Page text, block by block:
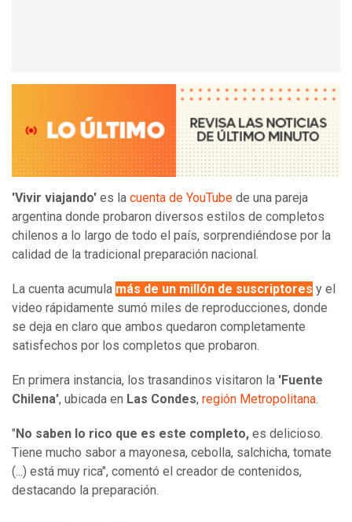
'Vivir viajando' es la cuenta de YouTube de una pareja
argentina donde probaron diversos estilos de completos
chilenos a lo largo de todo el país, sorprendiéndose por la
calidad de la tradicional preparación nacional.
La cuenta acumula más de un millón de suscriptores y el
video rápidamente sumó miles de reproducciones, donde
se deja en claro que ambos quedaron completamente
satisfechos por los completos que probaron.
En primera instancia, los trasandinos visitaron la 'Fuente
Chilena', ubicada en Las Condes, región Metropolitana.
" No saben lo rico que es este completo, es delicioso.
Tiene mucho sabor a mayonesa, cebolla, salchicha, tomate
(...) está muy rica", comentó el creador de contenidos,
destacando la preparación.